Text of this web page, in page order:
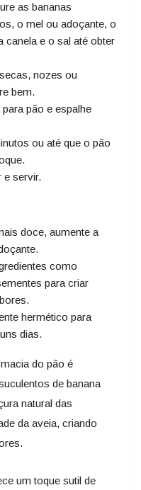
as bananas
o mel ou adoçante, o
canela e o sal até obter
nozes ou
bem.
pão e espalhe
ou até que o pão
e servir.
doce, aumente a
como
para criar
hermético para
dias.
do pão é
de banana
natural das
da aveia, criando
um toque sutil de